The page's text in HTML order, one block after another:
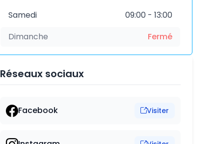
Samedi
09:00 - 13:00
Dimanche
Fermé
Réseaux sociaux
Facebook Visiter